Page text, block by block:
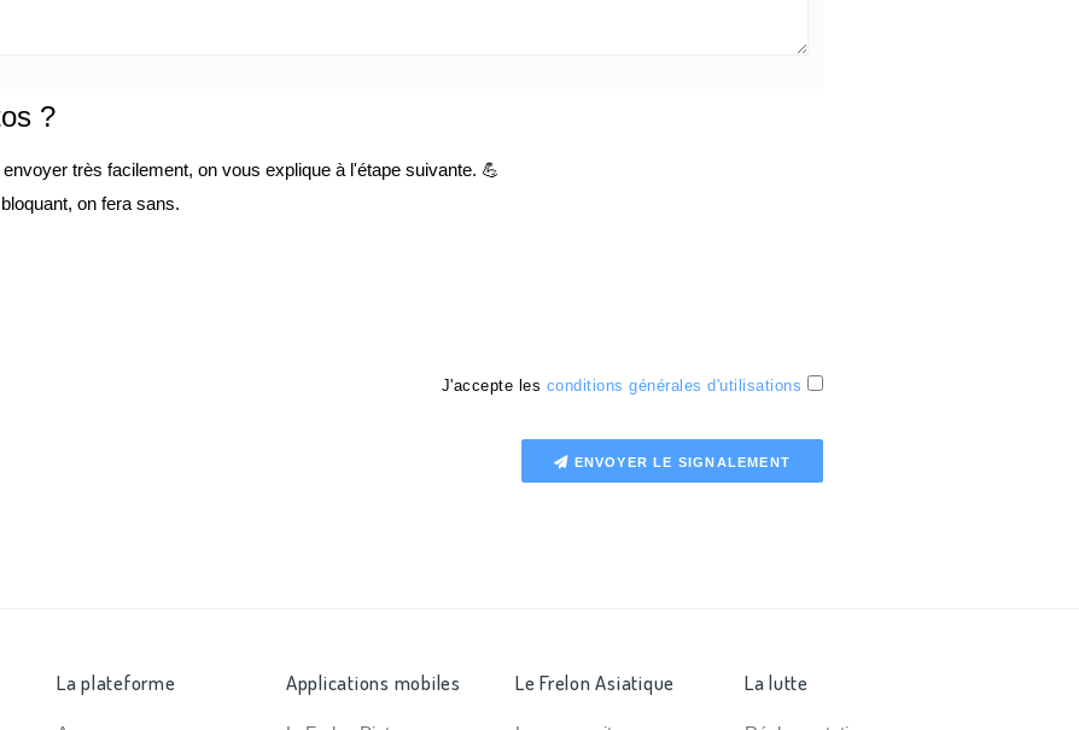
?
très facilement, on vous explique à l'étape suivante. 💪
on fera sans.
J'accepte les conditions générales d'utilisations
ENVOYER LE SIGNALEMENT
La plateforme Applications mobiles Le Frelon Asiatique La lutte